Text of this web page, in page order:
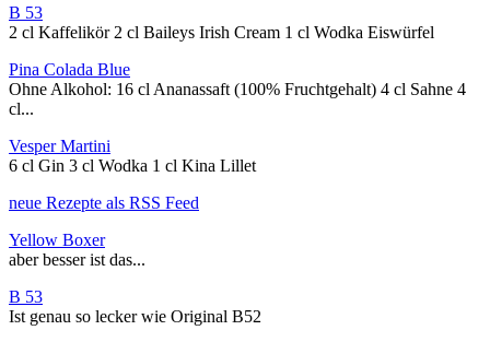
B 53
2 cl Kaffelikör 2 cl Baileys Irish Cream 1 cl Wodka Eiswürfel
Pina Colada Blue
Ohne Alkohol: 16 cl Ananassaft (100% Fruchtgehalt) 4 cl Sahne 4
cl...
Vesper Martini
6 cl Gin 3 cl Wodka 1 cl Kina Lillet
neue Rezepte als RSS Feed
Yellow Boxer
aber besser ist das...
B 53
Ist genau so lecker wie Original B52